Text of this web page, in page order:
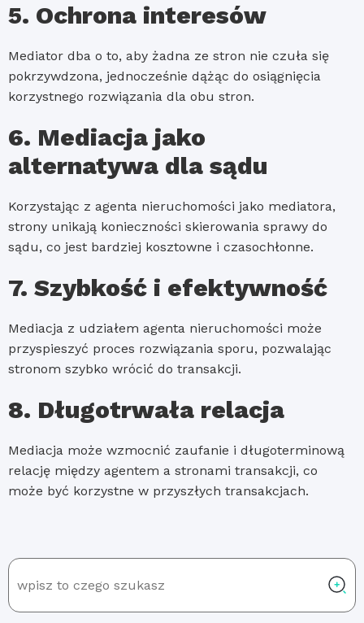
5. Ochrona interesów
Mediator dba o to, aby żadna ze stron nie czuła się
pokrzywdzona, jednocześnie dążąc do osiągnięcia
korzystnego rozwiązania dla obu stron.
6. Mediacja jako
alternatywa dla sądu
Korzystając z agenta nieruchomości jako mediatora,
strony unikają konieczności skierowania sprawy do
sądu, co jest bardziej kosztowne i czasochłonne.
7. Szybkość i efektywność
Mediacja z udziałem agenta nieruchomości może
przyspieszyć proces rozwiązania sporu, pozwalając
stronom szybko wrócić do transakcji.
8. Długotrwała relacja
Mediacja może wzmocnić zaufanie i długoterminową
relację między agentem a stronami transakcji, co
może być korzystne w przyszłych transakcjach.